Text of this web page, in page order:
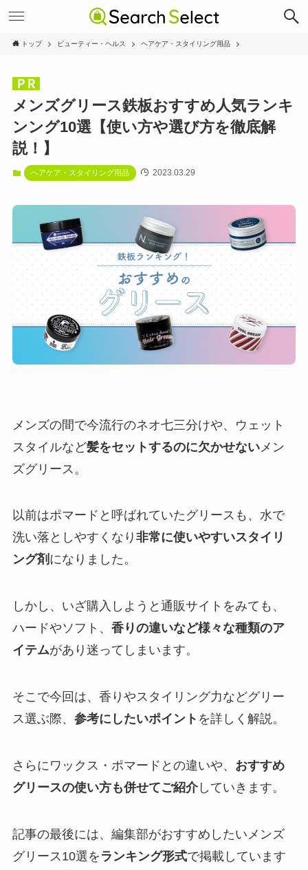
トップ ビューティー・ヘルス ヘアケア・スタイリング用品
メンズグリース鉄板おすすめ人気ランキ
ンング10選【使い方や選び方を徹底解
説！】
ヘアケア・スタイリング用品 2023.03.29
メンズの間で今流行のネオ七三分けや、ウェット
スタイルなど髪をセットするのに欠かせないメン
ズグリース。
以前はポマードと呼ばれていたグリースも、水で
洗い落としやすくなり 非常に使いやすいスタイリ
ング剤 になりました。
しかし、いざ購入しようと通販サイトをみても、
ハードやソフト、 香りの違いなど様々な種類のア
イテムがあり迷ってしまいます。
そこで今回は、香りやスタイリング力などグリー
ス選ぶ際、 参考にしたいポイント を詳しく解説。
さらにワックス・ポマードとの違いや、 おすすめ
グリースの使い方も併せてご紹介していきます。
記事の最後には、編集部がおすすめしたいメンズ
グリース10選を ランキング形式で掲載しています